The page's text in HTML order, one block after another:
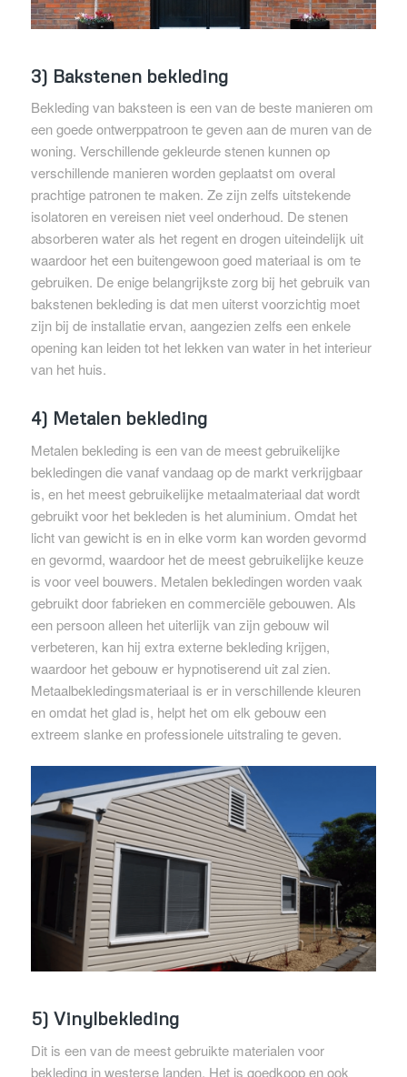
3) Bakstenen bekleding
Bekleding van baksteen is een van de beste manieren om
een ​​goede ontwerppatroon te geven aan de muren van de
woning. Verschillende gekleurde stenen kunnen op
verschillende manieren worden geplaatst om overal
prachtige patronen te maken. Ze zijn zelfs uitstekende
isolatoren en vereisen niet veel onderhoud. De stenen
absorberen water als het regent en drogen uiteindelijk uit
waardoor het een buitengewoon goed materiaal is om te
gebruiken. De enige belangrijkste zorg bij het gebruik van
bakstenen bekleding is dat men uiterst voorzichtig moet
zijn bij de installatie ervan, aangezien zelfs een enkele
opening kan leiden tot het lekken van water in het interieur
van het huis.
4) Metalen bekleding
Metalen bekleding is een van de meest gebruikelijke
bekledingen die vanaf vandaag op de markt verkrijgbaar
is, en het meest gebruikelijke metaalmateriaal dat wordt
gebruikt voor het bekleden is het aluminium. Omdat het
licht van gewicht is en in elke vorm kan worden gevormd
en gevormd, waardoor het de meest gebruikelijke keuze
is voor veel bouwers. Metalen bekledingen worden vaak
gebruikt door fabrieken en commerciële gebouwen. Als
een persoon alleen het uiterlijk van zijn gebouw wil
verbeteren, kan hij extra externe bekleding krijgen,
waardoor het gebouw er hypnotiserend uit zal zien.
Metaalbekledingsmateriaal is er in verschillende kleuren
en omdat het glad is, helpt het om elk gebouw een
extreem slanke en professionele uitstraling te geven.
5) Vinylbekleding
Dit is een van de meest gebruikte materialen voor
bekleding in westerse landen. Het is goedkoop en ook